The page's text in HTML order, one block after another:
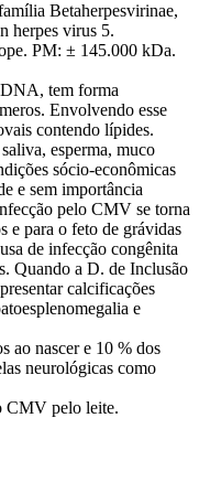
Betaherpesvirinae,
herpes virus 5.
PM: ± 145.000 kDa.
tem forma
Envolvendo esse
contendo lípides.
esperma, muco
sócio-econômicas
e sem importância
pelo CMV se torna
e para o feto de grávidas
de infecção congênita
Quando a D. de Inclusão
calcificações
e
ao nascer e 10 % dos
neurológicas como
CMV pelo leite.